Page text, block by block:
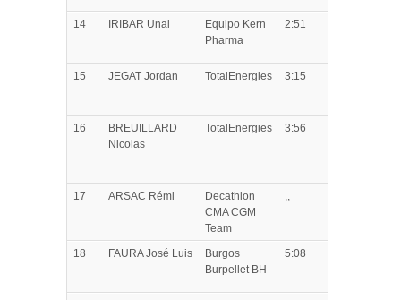
14 IRIBAR Unai
Equipo Kern
Pharma
2:51
15 JEGAT Jordan TotalEnergies 3:15
16
BREUILLARD
Nicolas
TotalEnergies 3:56
17 ARSAC Rémi
Decathlon
CMA CGM
Team
,,
18 FAURAJosé Luis
Burgos
Burpellet BH
5:08